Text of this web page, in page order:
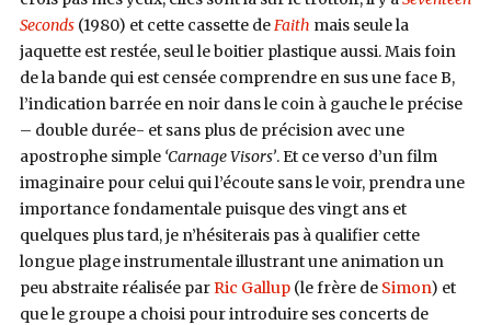
Seconds(1980) et cette cassette de Faith mais seule la
jaquette est restée, seul le boitier plastique aussi. Mais foin
de la bande qui est censée comprendre en sus une face B,
l’indication barrée en noir dans le coin à gauche le précise
– double durée- et sans plus de précision avec une
apostrophe simple ‘Carnage Visors’. Et ce verso d’un film
imaginaire pour celui qui l’écoute sans le voir, prendra une
importance fondamentale puisque des vingt ans et
quelques plus tard, je n’hésiterais pas à qualifier cette
longue plage instrumentale illustrant une animation un
peu abstraite réalisée par Ric Gallup(le frère de Simon) et
que le groupe a choisi pour introduire ses concerts de